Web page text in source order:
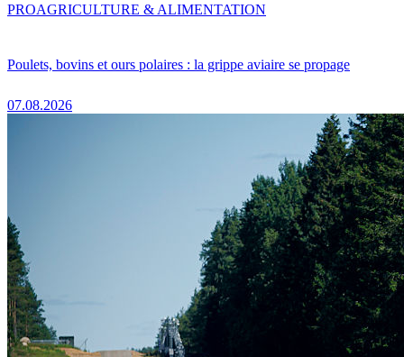
Poulets, bovins et ours polaires : la grippe aviaire se propage
07.08.2026
PROAGRICULTURE & ALIMENTATION